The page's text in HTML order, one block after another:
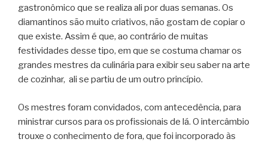
gastronômico que se realiza ali por duas semanas. Os
diamantinos são muito criativos, não gostam de copiar o
que existe. Assim é que, ao contrário de muitas
festividades desse tipo, em que se costuma chamar os
grandes mestres da culinária para exibir seu saber na arte
de cozinhar, ali se partiu de um outro princípio.
Os mestres foram convidados, com antecedência, para
ministrar cursos para os profissionais de lá. O intercâmbio
trouxe o conhecimento de fora, que foi incorporado às